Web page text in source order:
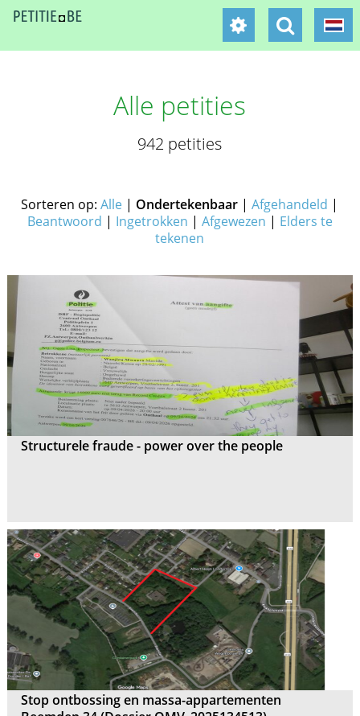
Alle petities
942 petities
Sorteren op:Alle | Ondertekenbaar |Afgehandeld |
Beantwoord | Ingetrokken | Afgewezen | Elders te
tekenen
Structurele fraude - power over the people
Stop ontbossing en massa-appartementen